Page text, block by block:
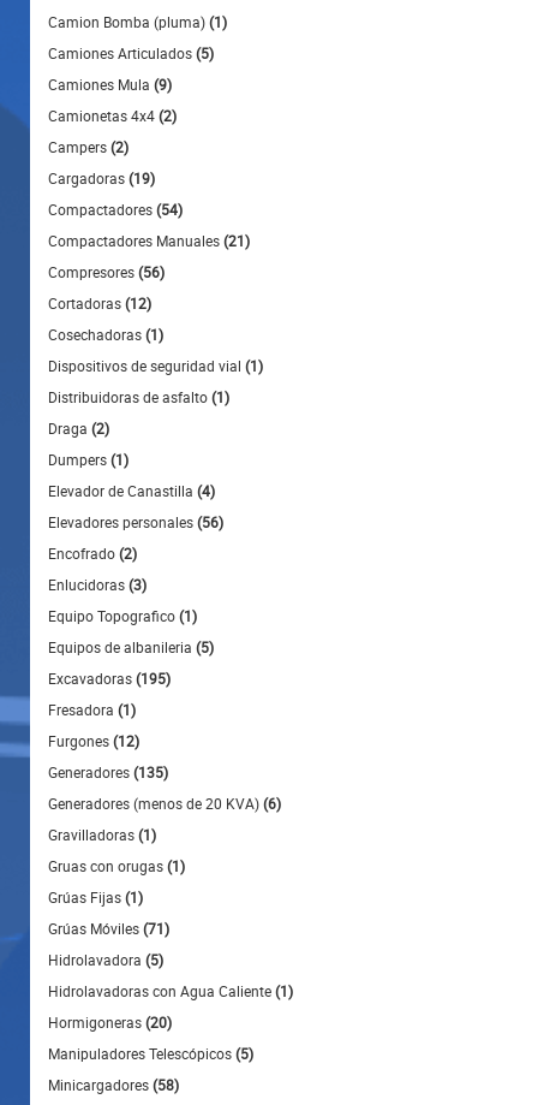
Camion Bomba (pluma)(1)
Camiones Articulados(5)
Camiones Mula (9)
Camionetas 4x4(2)
Campers(2)
Cargadoras(19)
Compactadores(54)
Compactadores Manuales(21)
Compresores(56)
Cortadoras(12)
Cosechadoras(1)
Dispositivos de seguridad vial (1)
Distribuidoras de asfalto(1)
Draga (2)
Dumpers(1)
Elevador de Canastilla (4)
Elevadores personales(56)
Encofrado(2)
Enlucidoras(3)
Equipo Topografico(1)
Equipos de albanileria (5)
Excavadoras(195)
Fresadora (1)
Furgones(12)
Generadores(135)
Generadores (menos de 20 KVA)(6)
Gravilladoras(1)
Gruas con orugas(1)
Grúas Fijas(1)
Grúas Móviles(71)
Hidrolavadora (5)
Hidrolavadoras con Agua Caliente(1)
Hormigoneras(20)
Manipuladores Telescópicos(5)
Minicargadores(58)